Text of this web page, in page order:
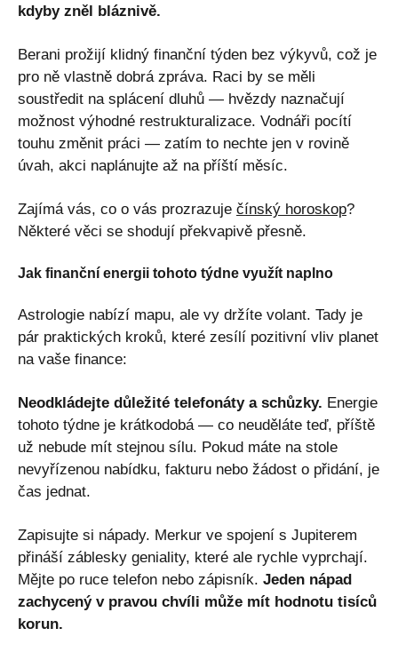
kdyby zněl bláznivě.
Berani prožijí klidný finanční týden bez výkyvů, což je
pro ně vlastně dobrá zpráva. Raci by se měli
soustředit na splácení dluhů — hvězdy naznačují
možnost výhodné restrukturalizace. Vodnáři pocítí
touhu změnit práci — zatím to nechte jen v rovině
úvah, akci naplánujte až na příští měsíc.
Zajímá vás, co o vás prozrazuje čínský horoskop?
Některé věci se shodují překvapivě přesně.
Jak finanční energii tohoto týdne využít naplno
Astrologie nabízí mapu, ale vy držíte volant. Tady je
pár praktických kroků, které zesílí pozitivní vliv planet
na vaše finance:
Neodkládejte důležité telefonáty a schůzky. Energie
tohoto týdne je krátkodobá — co neuděláte teď, příště
už nebude mít stejnou sílu. Pokud máte na stole
nevyřízenou nabídku, fakturu nebo žádost o přidání, je
čas jednat.
Zapisujte si nápady. Merkur ve spojení s Jupiterem
přináší záblesky geniality, které ale rychle vyprchají.
Mějte po ruce telefon nebo zápisník. Jeden nápad
zachycený v pravou chvíli může mít hodnotu tisíců
korun.